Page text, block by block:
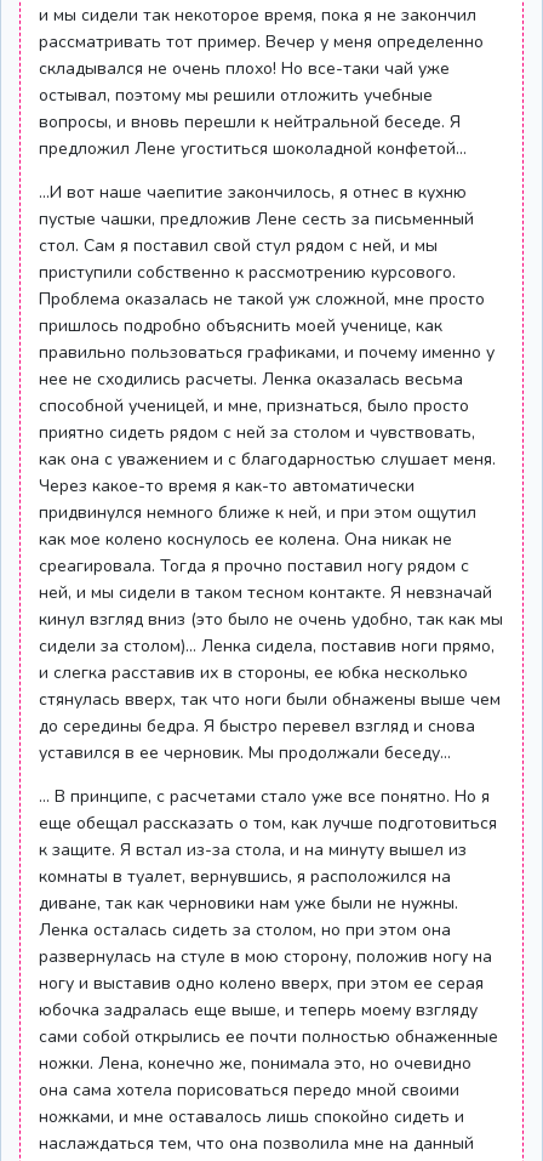
и мы сидели так некоторое время, пока я не закончил
рассматривать тот пример. Вечер у меня определенно
складывался не очень плохо! Но все-таки чай уже
остывал, поэтому мы решили отложить учебные
вопросы, и вновь перешли к нейтральной беседе. Я
предложил Лене угоститься шоколадной конфетой...
...И вот наше чаепитие закончилось, я отнес в кухню
пустые чашки, предложив Лене сесть за письменный
стол. Сам я поставил свой стул рядом с ней, и мы
приступили собственно к рассмотрению курсового.
Проблема оказалась не такой уж сложной, мне просто
пришлось подробно объяснить моей ученице, как
правильно пользоваться графиками, и почему именно у
нее не сходились расчеты. Ленка оказалась весьма
способной ученицей, и мне, признаться, было просто
приятно сидеть рядом с ней за столом и чувствовать,
как она с уважением и с благодарностью слушает меня.
Через какое-то время я как-то автоматически
придвинулся немного ближе к ней, и при этом ощутил
как мое колено коснулось ее колена. Она никак не
среагировала. Тогда я прочно поставил ногу рядом с
ней, и мы сидели в таком тесном контакте. Я невзначай
кинул взгляд вниз (это было не очень удобно, так как мы
сидели за столом)... Ленка сидела, поставив ноги прямо,
и слегка расставив их в стороны, ее юбка несколько
стянулась вверх, так что ноги были обнажены выше чем
до середины бедра. Я быстро перевел взгляд и снова
уставился в ее черновик. Мы продолжали беседу...
... В принципе, с расчетами стало уже все понятно. Но я
еще обещал рассказать о том, как лучше подготовиться
к защите. Я встал из-за стола, и на минуту вышел из
комнаты в туалет, вернувшись, я расположился на
диване, так как черновики нам уже были не нужны.
Ленка осталась сидеть за столом, но при этом она
развернулась на стуле в мою сторону, положив ногу на
ногу и выставив одно колено вверх, при этом ее серая
юбочка задралась еще выше, и теперь моему взгляду
сами собой открылись ее почти полностью обнаженные
ножки. Лена, конечно же, понимала это, но очевидно
она сама хотела порисоваться передо мной своими
ножками, и мне оставалось лишь спокойно сидеть и
наслаждаться тем, что она позволила мне на данный